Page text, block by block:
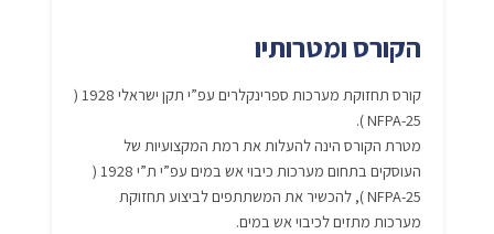
הקורס ומטרותיו
קורס תחזוקת מערכות ספרינקלרים עפ”י תקן ישראלי 1928 (
NFPA-25 ).
מטרת הקורס הינה להעלות את רמת המקצועיות של
העוסקים בתחום מערכות כיבוי אש במים עפ”י ת”י 1928 (
NFPA-25 ), להכשיר את המשתתפים לביצוע תחזוקת
מערכות מתזים לכיבוי אש במים.